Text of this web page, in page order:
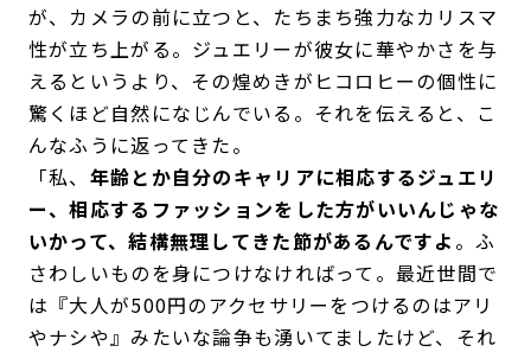
が、カメラの前に立つと、たちまち強力なカリスマ
性が立ち上がる。ジュエリーが彼女に華やかさを与
えるというより、その煌めきがヒコロヒーの個性に
驚くほど自然になじんでいる。それを伝えると、こ
んなふうに返ってきた。
「私、 年齢とか自分のキャリアに相応するジュエリ
ー、相応するファッションをした方がいいんじゃな
いかって、結構無理してきた節があるんですよ 。ふ
さわしいものを身につけなければって。最近世間で
は『大人が500円のアクセサリーをつけるのはアリ
やナシや』みたいな論争も湧いてましたけど、それ